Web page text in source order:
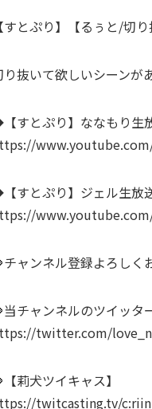
【すとぷり】【るぅと/切り
り抜いて欲しいシーンが
すとぷり】ななもり生
すとぷり】ジェル生放
www.youtube.com/
チャンネル登録よろしく
当チャンネルのツイッタ
twitter.com/
【莉犬ツイキャス】
twitcasting.tv/